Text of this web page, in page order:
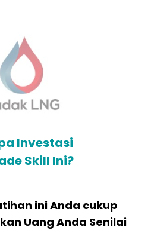
Investasi
Skill Ini?
ini Anda cukup
Uang Anda Senilai